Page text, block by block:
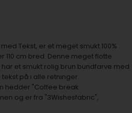
Tekst, er et meget smukt 100%
cm bred. Denne meget flotte
et smukt rolig brun bundfarve med
på i alle retninger.
hedder "Coffee break
og er fra "3Wishesfabric",